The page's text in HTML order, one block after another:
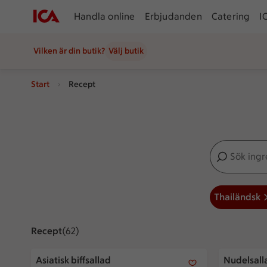
Handla online Erbjudanden Catering
Vilken är din butik? Välj butik
Start Recept
Sök
Inga förslag
Thailändsk
ReceptVisar 62 stycken
(62)
Asiatisk biffsallad
Asiatisk biffsallad